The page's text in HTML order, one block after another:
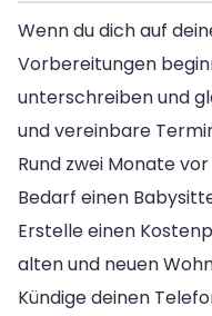
Wenn du dich auf
Vorbereitungen
unterschreiben und
und vereinbare
Rund zwei Monate
Bedarf einen
Erstelle einen
alten und neuen
Kündige deinen